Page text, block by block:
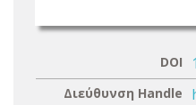
DOI
Διεύθυνση Handle